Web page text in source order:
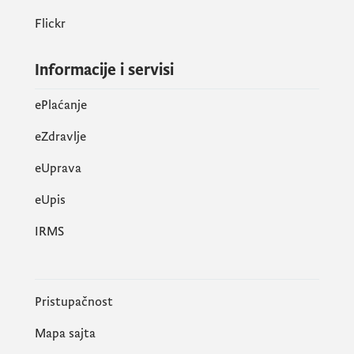
ugovora je samo početak naših
aktvnosti, nastojaćemo da se kroz
socijalni dijalog poboljša položaj
Flickr
Informacije i servisi
ePlaćanje
eZdravlje
eUprava
еUpis
IRMS
Pristupačnost
Mapa sajta